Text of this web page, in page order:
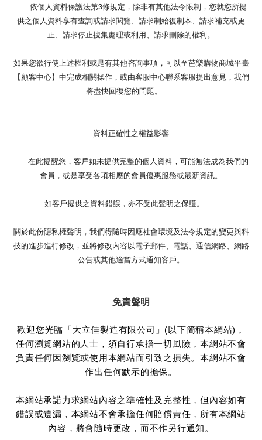
依個人資料保護法第3條規定，除非有其他法令限制，您就您所提
供之個人資料享有查詢或請求閱覽、請求制給復制本、請求補充或更
正、請求停止搜集處理或利用、請求刪除的權利。
如果您欲行使上述權利或是有其他咨詢事項，可以至芭樂購物商城平臺
【顧客中心】中完成相關操作，或由客服中心聯系客服提出意見，我們
將盡快回復您的問題。
資料正確性之權益影響
在此提醒您，客戶如未提供完整的個人資料，可能無法成為我們的
會員，或是享受各項相應的會員優惠服務或最新資訊。
如客戶提供之資料錯誤，亦不受此聲明之保護。
關於此份隱私權聲明，我們得隨時因應社會環境及法令規定的變更與科
技的進步進行修改，並將修改內容以電子郵件、電話、通信網路、網路
公告或其他適當方式通知客戶。
免責聲明
歡迎您光臨「大立佳製造有限公司」(以下簡稱本網站)，
任何瀏覽網站的人士，須自行承擔一切風險，本網站不會
負責任何因瀏覽或使用本網站而引致之損失。本網站不會
作出任何默示的擔保。
本網站承諾力求網站內容之準確性及完整性，但內容如有
錯誤或遺漏，本網站不會承擔任何賠償責任，所有本網站
內容，將會隨時更改，而不作另行通知。